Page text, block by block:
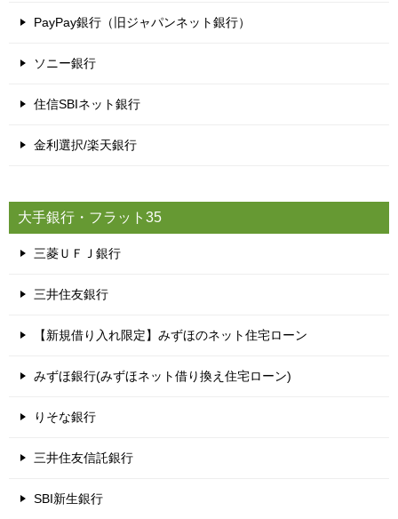
PayPay銀行（旧ジャパンネット銀行）
ソニー銀行
住信SBIネット銀行
金利選択/楽天銀行
大手銀行・フラット35
三菱ＵＦＪ銀行
三井住友銀行
【新規借り入れ限定】みずほのネット住宅ローン
みずほ銀行(みずほネット借り換え住宅ローン)
りそな銀行
三井住友信託銀行
SBI新生銀行